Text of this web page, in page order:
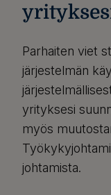
Parhaiten viet
järjestelmän
yrityksesi
myös
johtamista.